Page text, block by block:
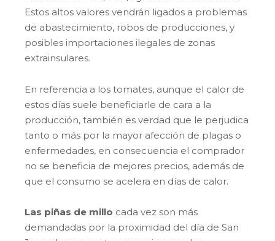
Estos altos valores vendrán ligados a problemas
de abastecimiento, robos de producciones, y
posibles importaciones ilegales de zonas
extrainsulares.
En referencia a los tomates, aunque el calor de
estos días suele beneficiarle de cara a la
producción, también es verdad que le perjudica
tanto o más por la mayor afección de plagas o
enfermedades, en consecuencia el comprador
no se beneficia de mejores precios, además de
que el consumo se acelera en días de calor.
Las piñas de millo cada vez son más
demandadas por la proximidad del día de San